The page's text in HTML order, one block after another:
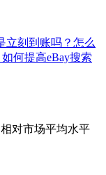
立刻到账吗？怎么
何提高eBay搜索
对市场平均水平